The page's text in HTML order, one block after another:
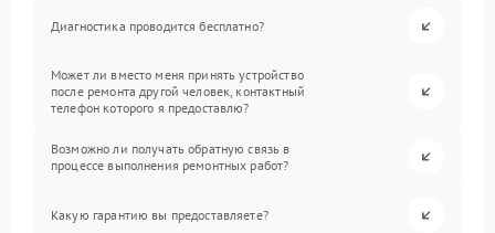
Диагностика проводится бесплатно?
Может ли вместо меня принять устройство
после ремонта другой человек, контактный
телефон которого я предоставлю?
Возможно ли получать обратную связь в
процессе выполнения ремонтных работ?
Какую гарантию вы предоставляете?